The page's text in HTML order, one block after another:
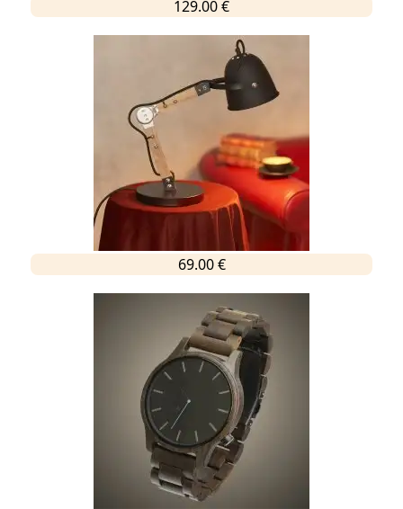
129.00 €
69.00 €